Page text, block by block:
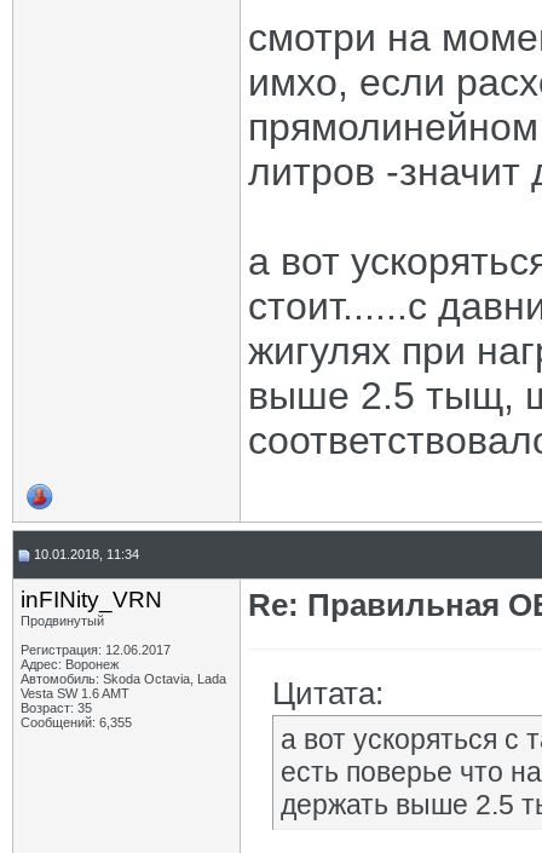
смотри на
имхо, если
литров -значит
а вот
стоит......с
жигулях при
выше 2.5 тыщ,
10.01.2018, 11:34
inFINity_VRN
Продвинутый
Регистрация: 12.06.2017
Адрес: Воронеж
Автомобиль: Skoda Octavia, Lada
Vesta SW 1.6 AMT
Возраст: 35
Сообщений: 6,355
Re: Правильная
Цитата:
а вот ускоряться с
есть поверье что
держать выше 2.5